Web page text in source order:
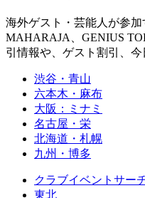
海外ゲスト・芸能人が参
MAHARAJA、GENIUS
引情報や、ゲスト割引、今
渋谷・青山
六本木・麻布
大阪：ミナミ
名古屋・栄
北海道・札幌
九州・博多
クラブイベントサー
東北